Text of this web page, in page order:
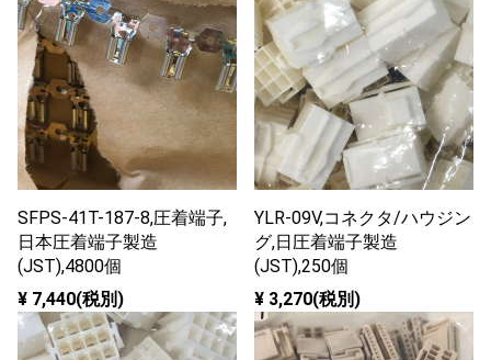
SFPS-41T-187-8,圧着端子,
日本圧着端子製造
(JST),4800個
¥ 7,440(税別)
YLR-09V,コネクタ/ハウジン
グ,日圧着端子製造
(JST),250個
¥ 3,270(税別)